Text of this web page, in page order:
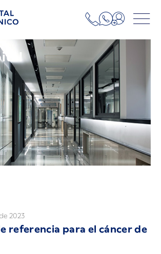
2023
referencia para el cáncer de